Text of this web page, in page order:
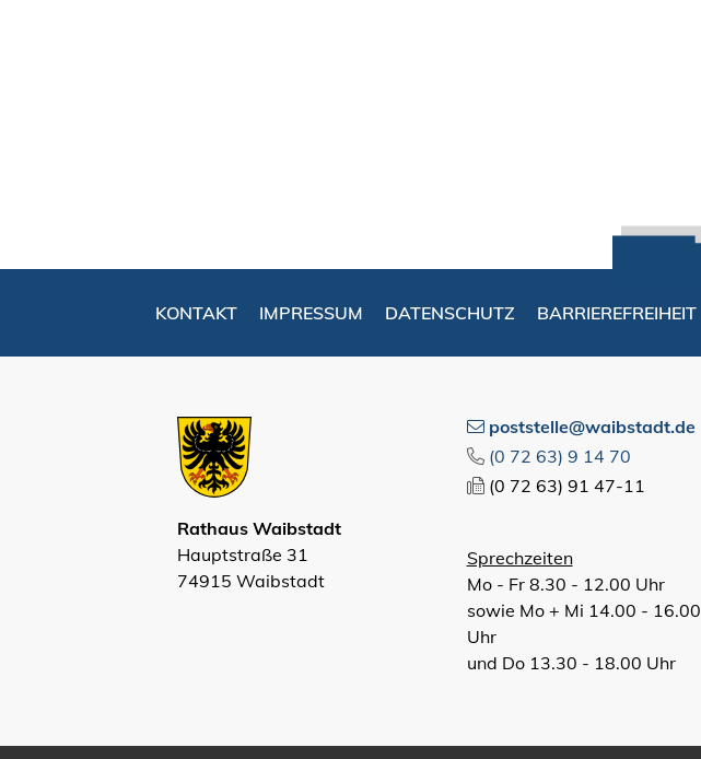
KONTAKT IMPRESSUM DATENSCHUTZ BARRIEREFREIHEIT
Rathaus Waibstadt
Hauptstraße 31
74915 Waibstadt
poststelle@waibstadt.de
(0 72 63) 9 14 70
(0 72 63) 91 47-11
Sprechzeiten
Mo - Fr 8.30 - 12.00 Uhr
sowie Mo + Mi 14.00 - 16.00
Uhr
und Do 13.30 - 18.00 Uhr